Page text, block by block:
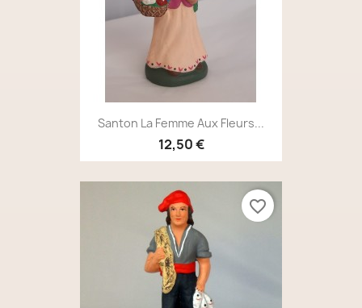
Santon La Femme Aux Fleurs...
12,50 €
favorite_border